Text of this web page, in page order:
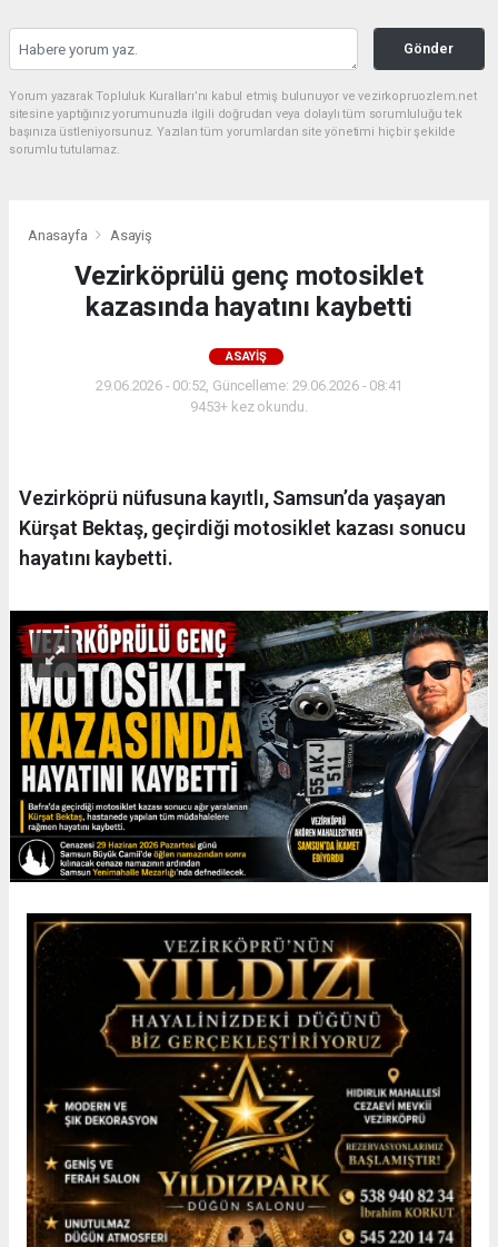
Gönder
Yorum yazarak Topluluk Kuralları’nı kabul etmiş bulunuyor ve vezirkopruozlem.net
sitesine yaptığınız yorumunuzla ilgili doğrudan veya dolaylı tüm sorumluluğu tek
başınıza üstleniyorsunuz. Yazılan tüm yorumlardan site yönetimi hiçbir şekilde
sorumlu tutulamaz.
Anasayfa Asayiş
Vezirköprülü genç motosiklet
kazasında hayatını kaybetti
ASAYIŞ
29.06.2026 - 00:52, Güncelleme: 29.06.2026 - 08:41
9453+ kez okundu.
Vezirköprü nüfusuna kayıtlı, Samsun’da yaşayan
Kürşat Bektaş, geçirdiği motosiklet kazası sonucu
hayatını kaybetti.